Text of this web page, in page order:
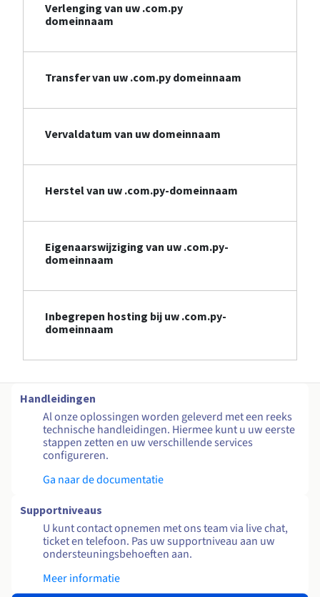
Verlenging van uw .com.py
domeinnaam
Transfer van uw .com.py domeinnaam
Vervaldatum van uw domeinnaam
Herstel van uw .com.py-domeinnaam
Eigenaarswijziging van uw .com.py-
domeinnaam
Inbegrepen hosting bij uw .com.py-
domeinnaam
Handleidingen
Al onze oplossingen worden geleverd met een reeks
technische handleidingen. Hiermee kunt u uw eerste
stappen zetten en uw verschillende services
configureren.
Ga naar de documentatie
Supportniveaus
U kunt contact opnemen met ons team via live chat,
ticket en telefoon. Pas uw supportniveau aan uw
ondersteuningsbehoeften aan.
Meer informatie